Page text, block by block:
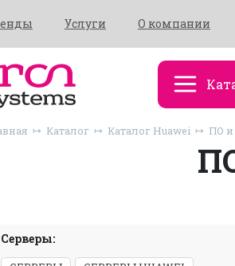
Услуги О компании
Каталог Каталог Huawei ПО и
Серверы: